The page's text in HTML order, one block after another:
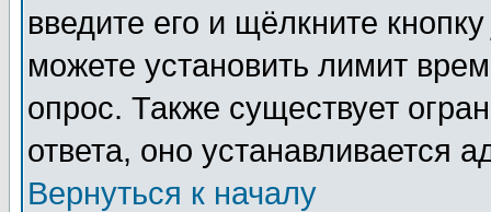
введите его и щёлкните
можете установить лимит
опрос. Также существует
ответа, оно устанавливается
Вернуться к началу